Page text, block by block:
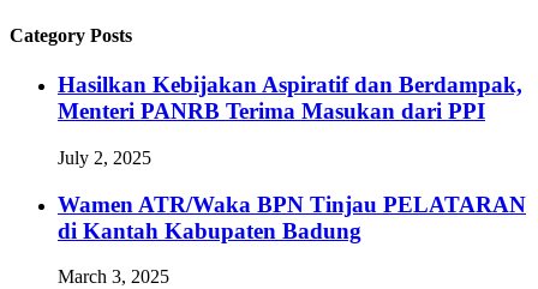
Category Posts
Hasilkan Kebijakan Aspiratif dan Berdampak,
Menteri PANRB Terima Masukan dari PPI
July 2, 2025
Wamen ATR/Waka BPN Tinjau PELATARAN
di Kantah Kabupaten Badung
March 3, 2025